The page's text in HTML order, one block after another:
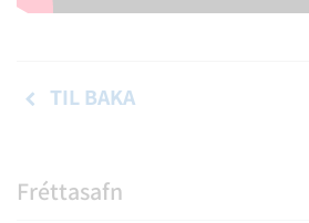
TIL BAKA
Fréttasafn